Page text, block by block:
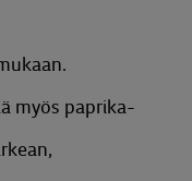
myös paprika-